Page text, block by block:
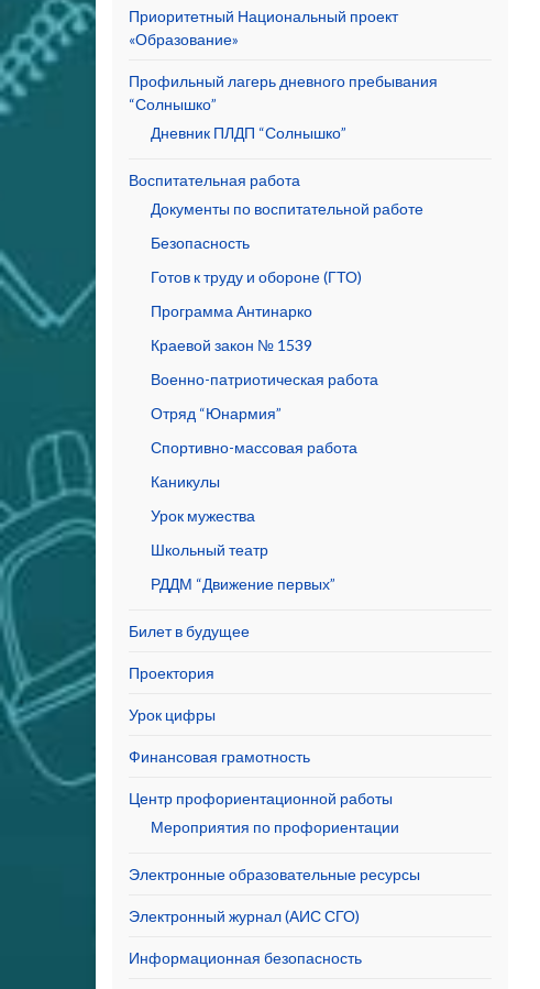
Приоритетный Национальный проект
«Образование»
Профильный лагерь дневного пребывания
“Солнышко”
Дневник ПЛДП “Солнышко”
Воспитательная работа
Документы по воспитательной работе
Безопасность
Готов к труду и обороне (ГТО)
Программа Антинарко
Краевой закон № 1539
Военно-патриотическая работа
Отряд “Юнармия”
Спортивно-массовая работа
Каникулы
Урок мужества
Школьный театр
РДДМ “Движение первых”
Билет в будущее
Проектория
Урок цифры
Финансовая грамотность
Центр профориентационной работы
Мероприятия по профориентации
Электронные образовательные ресурсы
Электронный журнал (АИС СГО)
Информационная безопасность